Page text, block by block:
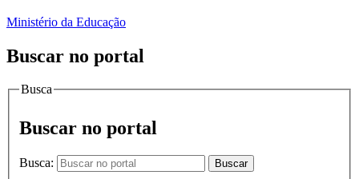
Ministério da Educação
Buscar no portal
Busca
Buscar no portal
Busca: Buscar